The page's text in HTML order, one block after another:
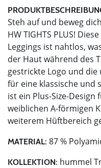
Steh auf und beweg dich
HW TIGHTS PLUS!
Leggings ist nahtlos,
der Haut während des
gestrickte Logo und
für eine klassische und
ist ein Plus-Size-Design
weiblichen A-förmigen
weiterem Hüftbereich
MATERIAL: 87 %
KOLLEKTION: hummel